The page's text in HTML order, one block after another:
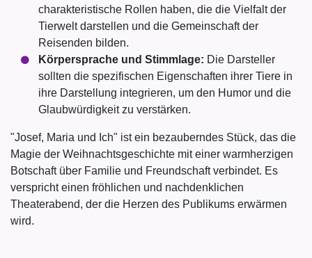
charakteristische Rollen haben, die die Vielfalt der
Tierwelt darstellen und die Gemeinschaft der
Reisenden bilden.
Körpersprache und Stimmlage: Die Darsteller
sollten die spezifischen Eigenschaften ihrer Tiere in
ihre Darstellung integrieren, um den Humor und die
Glaubwürdigkeit zu verstärken.
"Josef, Maria und Ich" ist ein bezauberndes Stück, das die
Magie der Weihnachtsgeschichte mit einer warmherzigen
Botschaft über Familie und Freundschaft verbindet. Es
verspricht einen fröhlichen und nachdenklichen
Theaterabend, der die Herzen des Publikums erwärmen
wird.